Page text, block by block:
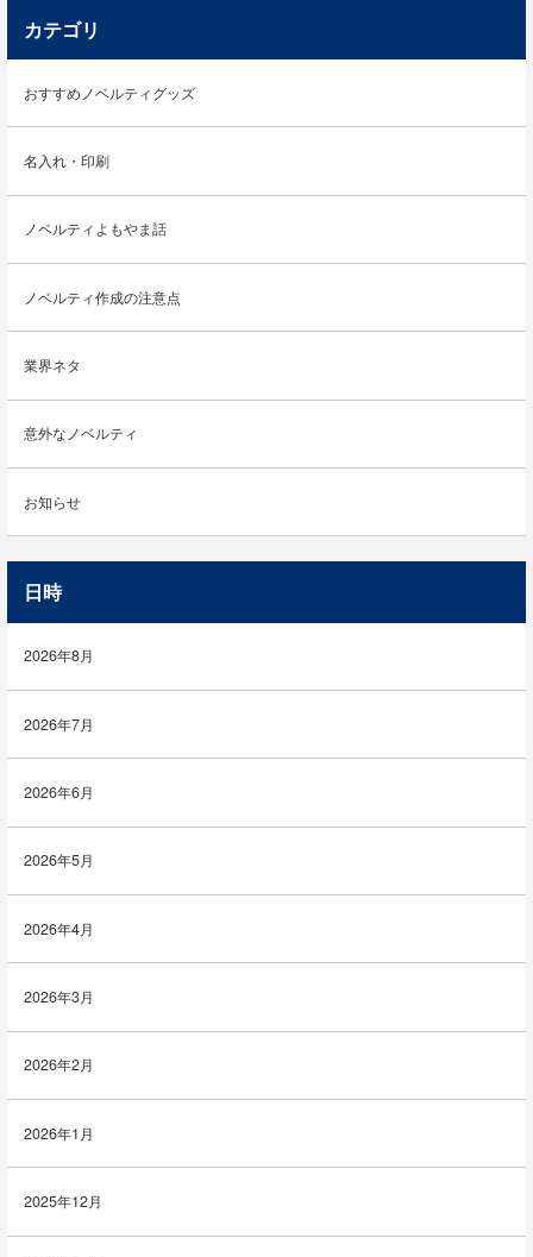
カテゴリ
おすすめノベルティグッズ
名入れ・印刷
ノベルティよもやま話
ノベルティ作成の注意点
業界ネタ
意外なノベルティ
お知らせ
日時
2026年8月
2026年7月
2026年6月
2026年5月
2026年4月
2026年3月
2026年2月
2026年1月
2025年12月